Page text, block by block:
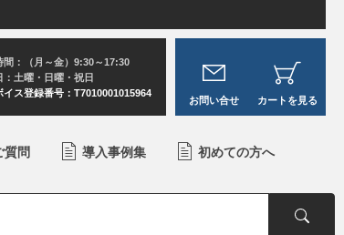
間：（月～金）9:30～17:30
：土曜・日曜・祝日
イス登録番号：T7010001015964
お問い合せ カートを見る
質問 導入事例集 初めての方へ